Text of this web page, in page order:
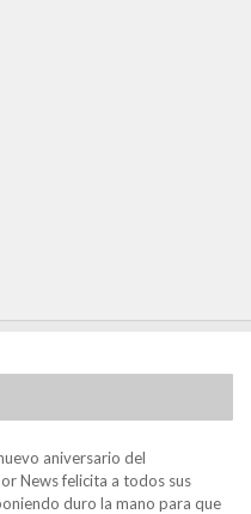
aniversario del
News felicita a todos sus
duro la mano para que